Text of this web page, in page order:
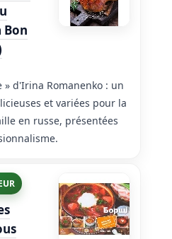
» d'Irina Romanenko : un
et variées pour la
en russe, présentées